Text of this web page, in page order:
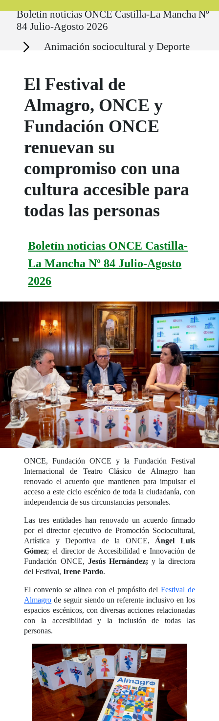
Boletín noticias ONCE Castilla-La Mancha Nº
84 Julio-Agosto 2026
Secciones Animación sociocultural y Deporte
El Festival de
Almagro, ONCE y
Fundación ONCE
renuevan su
compromiso con una
cultura accesible para
todas las personas
Boletín noticias ONCE Castilla-
La Mancha Nº 84 Julio-Agosto
2026
ONCE, Fundación ONCE y la Fundación Festival
Internacional de Teatro Clásico de Almagro han
renovado el acuerdo que mantienen para impulsar el
acceso a este ciclo escénico de toda la ciudadanía, con
independencia de sus circunstancias personales.
Las tres entidades han renovado un acuerdo firmado
por el director ejecutivo de Promoción Sociocultural,
Artística y Deportiva de la ONCE, Ángel Luis
Gómez; el director de Accesibilidad e Innovación de
Fundación ONCE, Jesús Hernández; y la directora
del Festival,Irene Pardo.
El convenio se alinea con el propósito del Festival de
Almagro de seguir siendo un referente inclusivo en los
espacios escénicos, con diversas acciones relacionadas
con la accesibilidad y la inclusión de todas las
personas.